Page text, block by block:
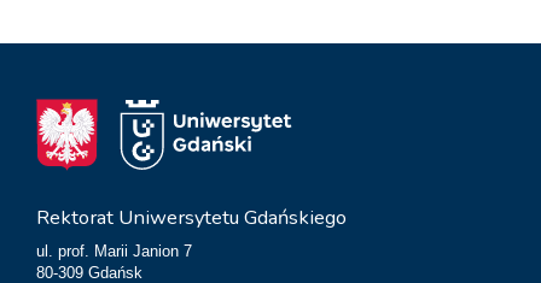
Rektorat Uniwersytetu Gdańskiego
ul. prof. Marii Janion 7
80-309 Gdańsk